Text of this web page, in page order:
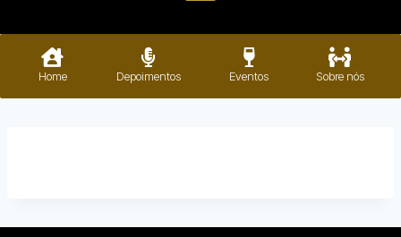
Home Depoimentos Eventos Sobre nós